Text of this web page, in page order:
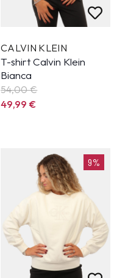
CALVIN KLEIN
T-shirt Calvin Klein
Bianca
54,00 €
49,99€
9%